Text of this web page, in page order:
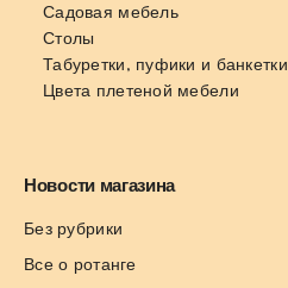
Садовая мебель
Столы
Табуретки, пуфики и банкетки
Цвета плетеной мебели
Новости магазина
Без рубрики
Все о ротанге